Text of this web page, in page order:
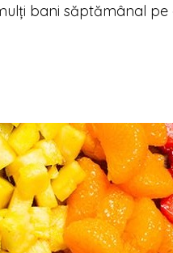
bani săptămânal